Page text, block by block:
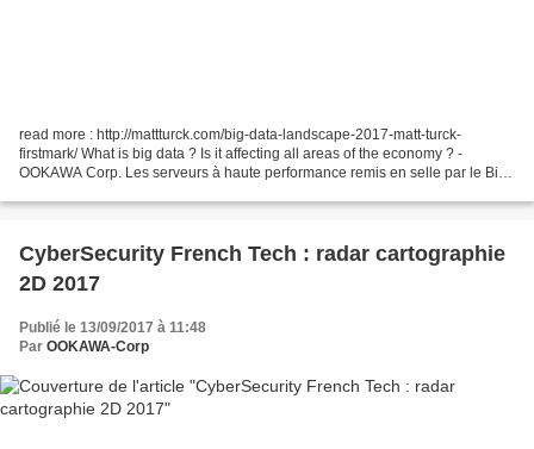
read more : http://mattturck.com/big-data-landscape-2017-matt-turck-
firstmark/ What is big data ? Is it affecting all areas of the economy ? -
OOKAWA Corp. Les serveurs à haute performance remis en selle par le Big
CyberSecurity French Tech : radar cartographie
2D 2017
Publié le 13/09/2017 à 11:48
Par OOKAWA-Corp